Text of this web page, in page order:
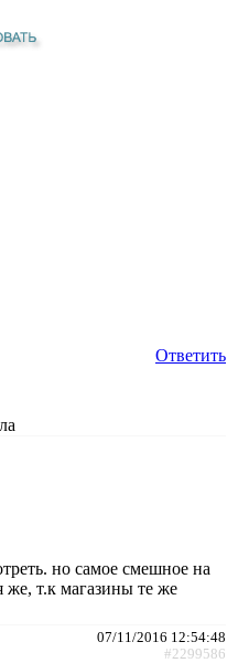
Ответить
но самое смешное на
же, т.к магазины те же
07/11/2016 12:54:48
#2299586